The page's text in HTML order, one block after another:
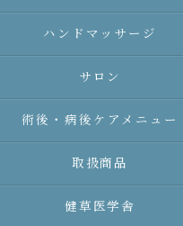
ハンドマッサージ
サロン
術後・病後ケアメニュー
取扱商品
健草医学舎